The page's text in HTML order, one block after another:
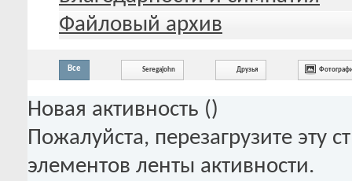
Файловый архив
Все Seregajohn Друзья
Новая активность ()
Пожалуйста, перезагрузите эту
элементов ленты активности.